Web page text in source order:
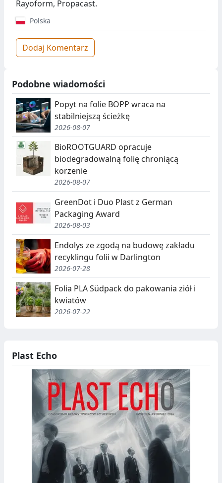
Rayoform, Propacast.
Polska
Dodaj Komentarz
Podobne wiadomości
Popyt na folie BOPP wraca na
stabilniejszą ścieżkę
2026-08-07
BioROOTGUARD opracuje
biodegradowalną folię chroniącą
korzenie
2026-08-07
GreenDot i Duo Plast z German
Packaging Award
2026-08-03
Endolys ze zgodą na budowę zakładu
recyklingu folii w Darlington
2026-07-28
Folia PLA Südpack do pakowania ziół i
kwiatów
2026-07-22
Plast Echo